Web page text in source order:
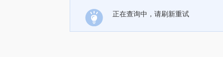
正在查询中，请刷新重试